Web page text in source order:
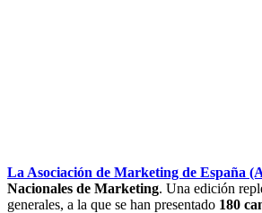
La Asociación de Marketing de España
Nacionales de Marketing. Una edición
generales, a la que se han presentado 180